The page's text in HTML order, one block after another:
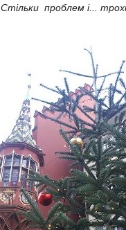
Стільки проблем і...